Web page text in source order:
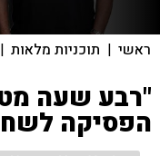
ראשי | תוכניות מלאות |
"רבע שעה
הפסיקה